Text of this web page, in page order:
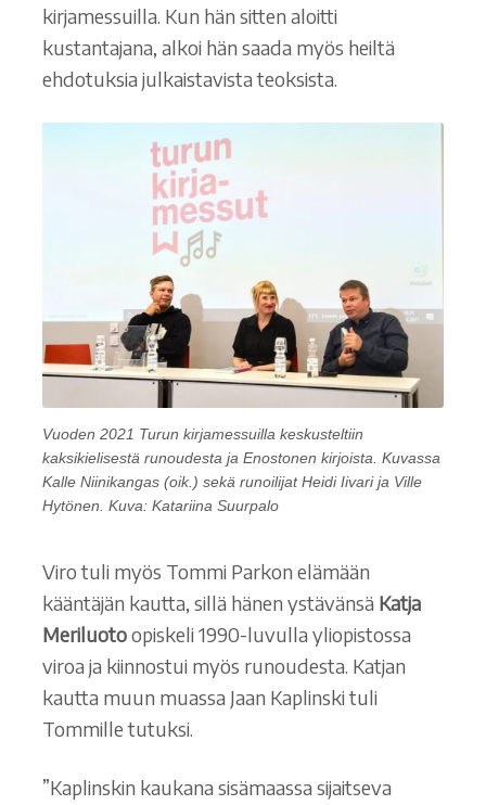
kirjamessuilla. Kun hän sitten aloitti
kustantajana, alkoi hän saada myös heiltä
ehdotuksia julkaistavista teoksista.
Vuoden 2021 Turun kirjamessuilla keskusteltiin
kaksikielisestä runoudesta ja Enostonen kirjoista. Kuvassa
Kalle Niinikangas (oik.) sekä runoilijat Heidi Iivari ja Ville
Hytönen. Kuva: Katariina Suurpalo
Viro tuli myös Tommi Parkon elämään
kääntäjän kautta, sillä hänen ystävänsä Katja
Meriluotoopiskeli 1990-luvulla yliopistossa
viroa ja kiinnostui myös runoudesta. Katjan
kautta muun muassa Jaan Kaplinski tuli
Tommille tutuksi.
”Kaplinskin kaukana sisämaassa sijaitseva